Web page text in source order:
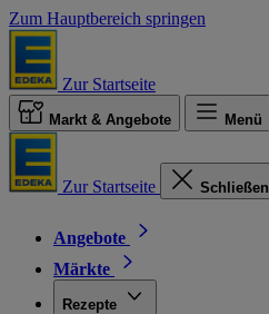
Zum Hauptbereich springen
Zur Startseite
Markt & Angebote Menü
Zur Startseite Schließen
Angebote
Märkte
Rezepte